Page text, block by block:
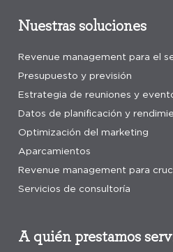
Nuestras soluciones
Revenue management para el
Presupuesto y previsión
Estrategia de reuniones y
Datos de planificación y
Optimización del marketing
Aparcamientos
Revenue management para
Servicios de consultoría
A quién prestamos